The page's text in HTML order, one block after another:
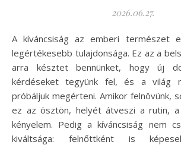
2026.06.27.
A kíváncsiság az emberi természet egyik legősibb és
legértékesebb tulajdonsága. Ez az a
arra késztet bennünket, hogy új
kérdéseket tegyünk fel, és a világ
próbáljuk megérteni. Amikor felnövünk,
ez az ösztön, helyét átveszi a rutin,
kényelem. Pedig a kíváncsiság nem
kiváltsága: felnőttként is